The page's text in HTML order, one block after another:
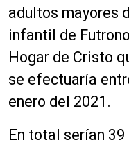
adultos mayores
infantil de
Hogar de Cristo
se efectuaría
enero del 2021.
En total serían